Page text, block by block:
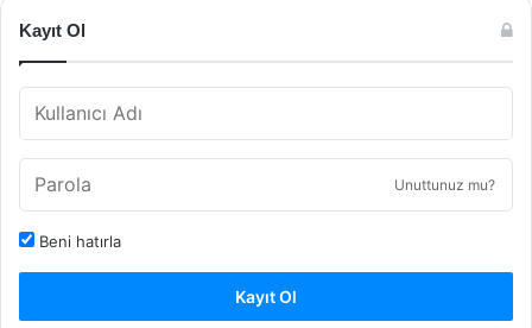
Kayıt Ol
Unuttunuz mu?
Beni hatırla
Kayıt Ol